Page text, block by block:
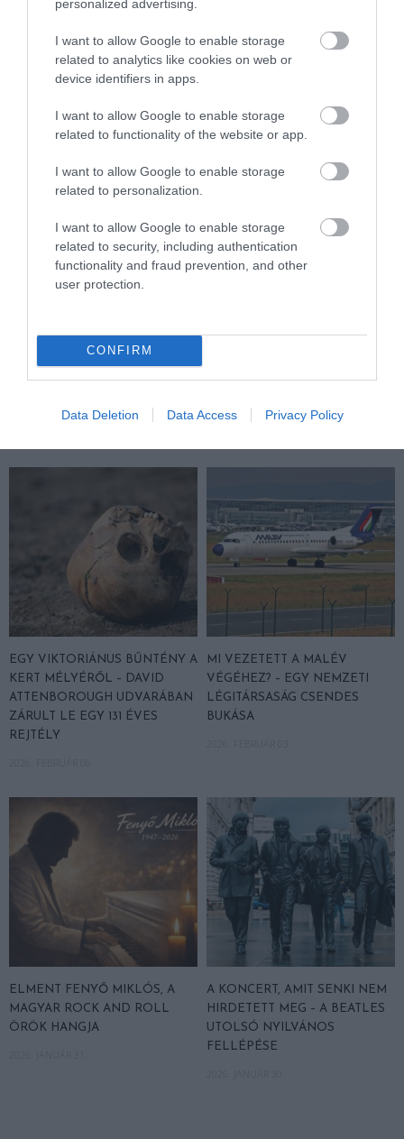
personalized advertising.
I want to allow Google to enable storage
related to analytics like cookies on web or
device identifiers in apps.
I want to allow Google to enable storage
related to functionality of the website or app.
I want to allow Google to enable storage
related to personalization.
I want to allow Google to enable storage
related to security, including authentication
functionality and fraud prevention, and other
user protection.
CONFIRM
Data Deletion Data Access Privacy Policy
PÉLDAKÉP
MÉRNÖK, AKINEK A
GONDOLATAI A VOLKSWAGEN
2026. MÁRCIUS 10.
VAGYUNK?
EGY VIKTORIÁNUS BŰNTÉNY A
KERT MÉLYÉRŐL – DAVID
ATTENBOROUGH UDVARÁBAN
ZÁRULT LE EGY 131 ÉVES
REJTÉLY
MI VEZETETT A MALÉV
VÉGÉHEZ? – EGY NEMZETI
LÉGITÁRSASÁG CSENDES
BUKÁSA
ELMENT FENYŐ MIKLÓS, A
MAGYAR ROCK AND ROLL
ÖRÖK HANGJA
A KONCERT, AMIT SENKI NEM
HIRDETETT MEG – A BEATLES
UTOLSÓ NYILVÁNOS
FELLÉPÉSE